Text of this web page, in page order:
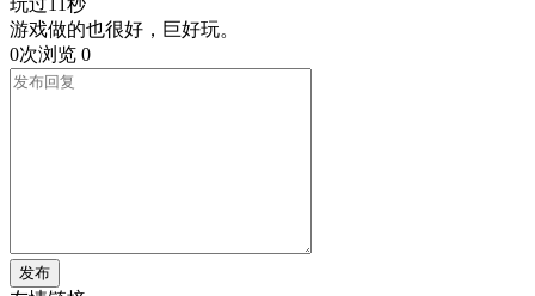
游戏做的也很好，巨好玩。
0次浏览 0
发布